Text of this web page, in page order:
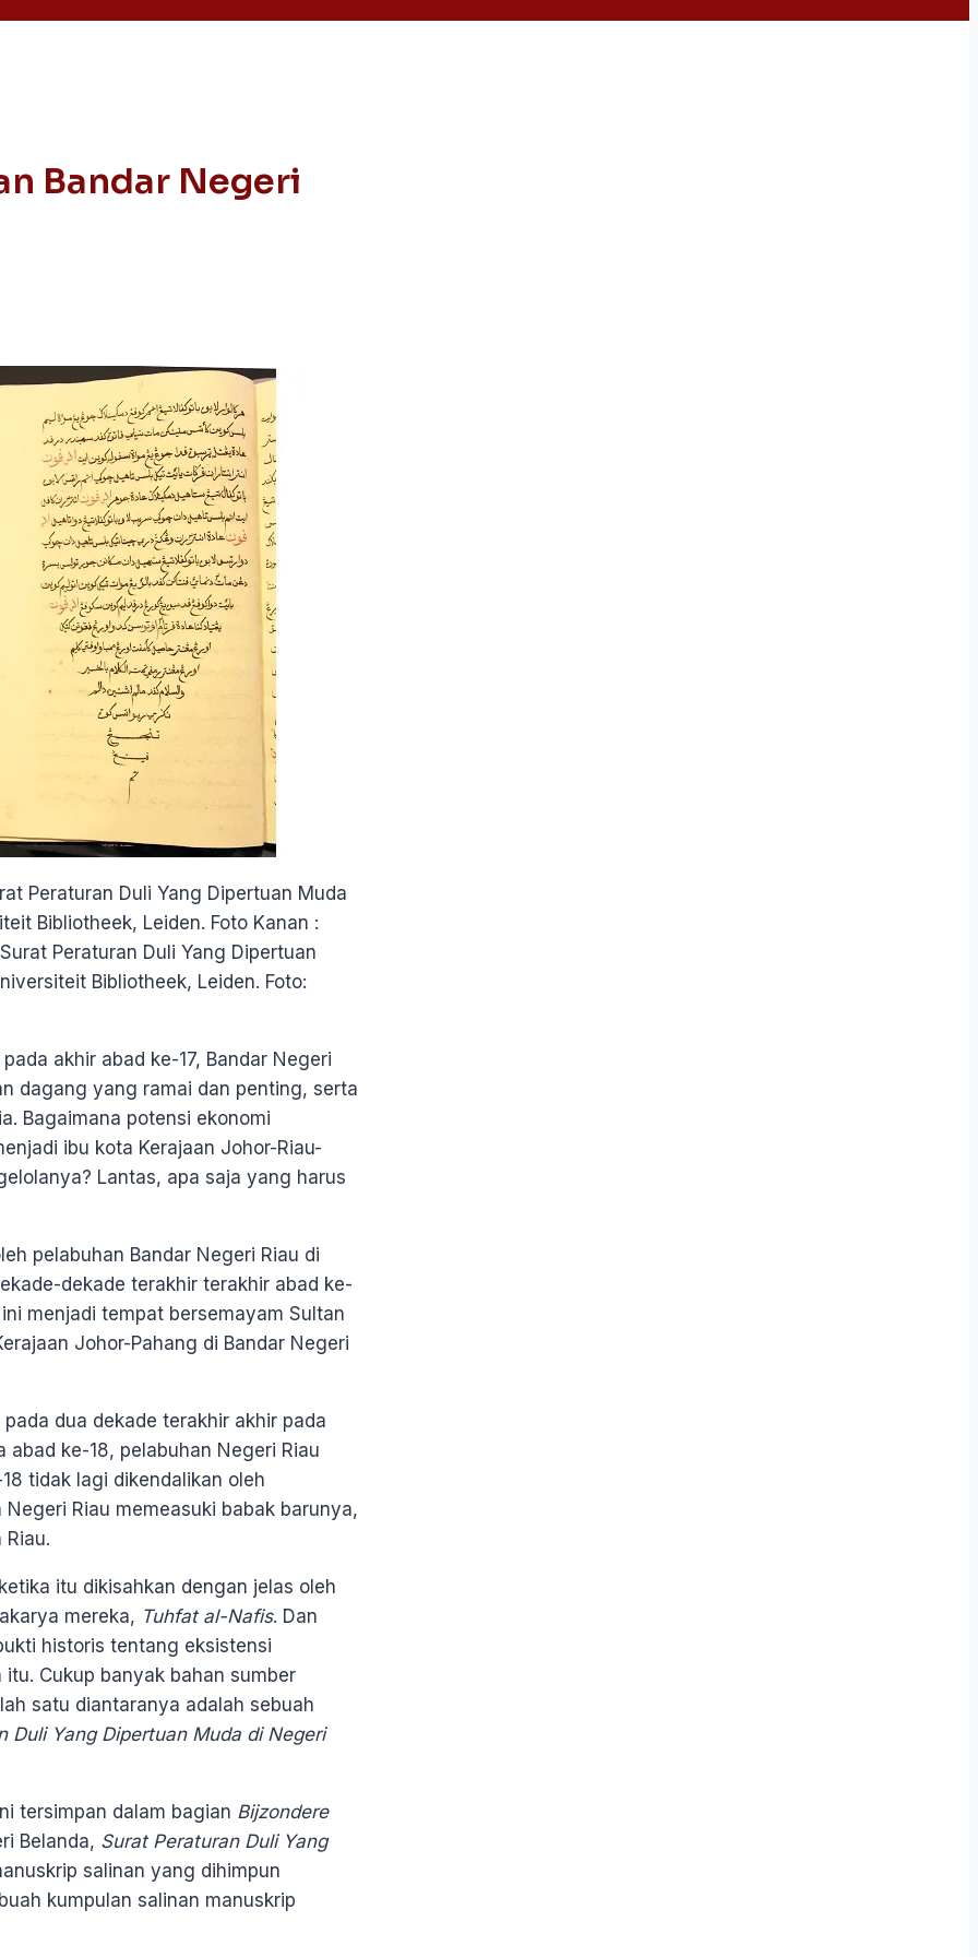
Bandar Negeri
Peraturan Duli Yang Dipertuan Muda
Bibliotheek, Leiden. Foto Kanan :
Peraturan Duli Yang Dipertuan
Bibliotheek, Leiden. Foto:
akhir abad ke-17, Bandar Negeri
dagang yang ramai dan penting, serta
Bagaimana potensi ekonomi
ibu kota Kerajaan Johor-Riau-
Lantas, apa saja yang harus
pelabuhan Bandar Negeri Riau di
dekade terakhir terakhir abad ke-
menjadi tempat bersemayam Sultan
Johor-Pahang di Bandar Negeri
dua dekade terakhir akhir pada
ke-18, pelabuhan Negeri Riau
tidak lagi dikendalikan oleh
Riau memeasuki babak barunya,
itu dikisahkan dengan jelas oleh
mereka, Tuhfat al-Nafis. Dan
historis tentang eksistensi
Cukup banyak bahan sumber
satu diantaranya adalah sebuah
Duli Yang Dipertuan Muda di Negeri
tersimpan dalam bagian Bijzondere
Belanda, Surat Peraturan Duli Yang
salinan yang dihimpun
kumpulan salinan manuskrip